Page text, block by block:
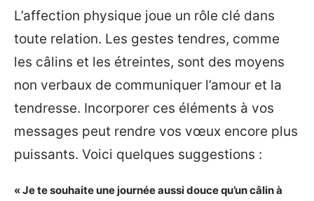
L’affection physique joue un rôle clé dans
toute relation. Les gestes tendres, comme
les câlins et les étreintes, sont des moyens
non verbaux de communiquer l’amour et la
tendresse. Incorporer ces éléments à vos
messages peut rendre vos vœux encore plus
puissants. Voici quelques suggestions :
« Je te souhaite une journée aussi douce qu’un câlin à